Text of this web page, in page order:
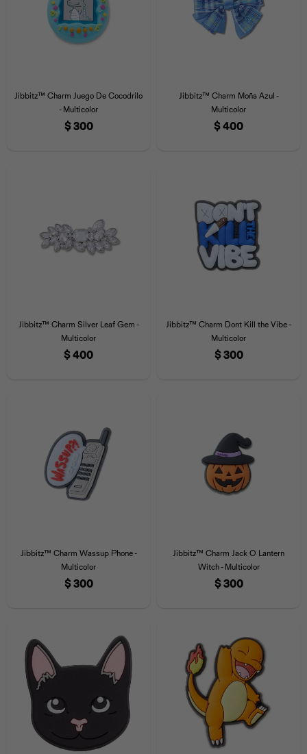
Jibbitz™ Charm Juego De Cocodrilo
- Multicolor
$300
Jibbitz™ Charm Moña Azul -
Multicolor
$400
Jibbitz™ Charm Silver Leaf Gem -
Multicolor
$400
Jibbitz™ Charm Dont Kill the Vibe -
Multicolor
$300
Jibbitz™ Charm Wassup Phone -
Multicolor
$300
Jibbitz™ Charm Jack O Lantern
Witch - Multicolor
$300